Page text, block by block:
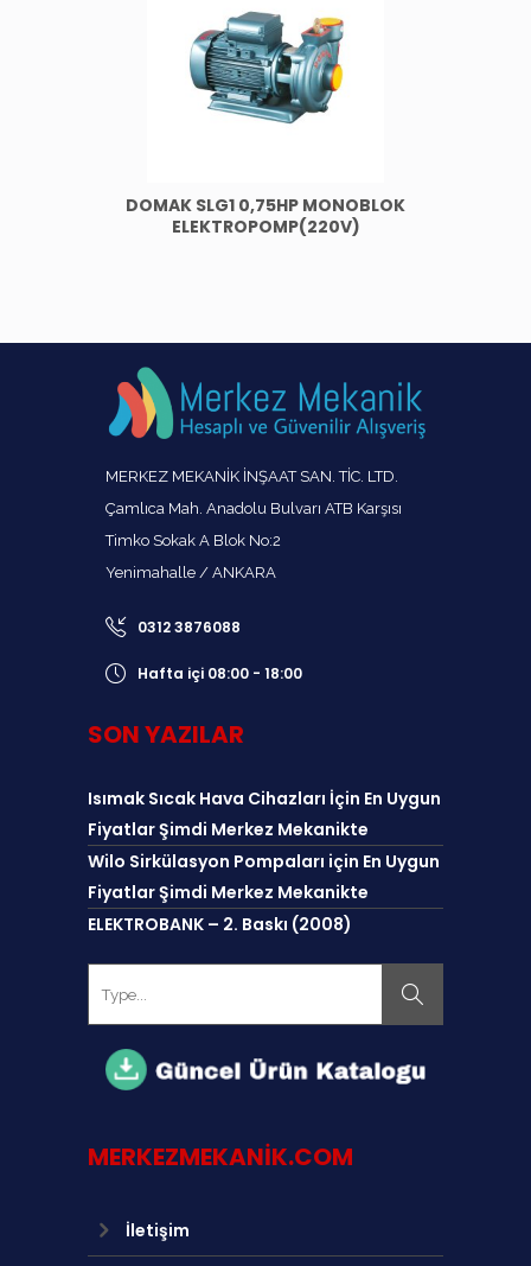
DOMAK SLG1 0,75HP MONOBLOK
ELEKTROPOMP(220V)
MERKEZ MEKANİK İNŞAAT SAN. TİC. LTD.
Çamlıca Mah. Anadolu Bulvarı ATB Karşısı
Timko Sokak A Blok No:2
Yenimahalle / ANKARA
0312 3876088
Hafta içi 08:00 - 18:00
SON YAZILAR
Isımak Sıcak Hava Cihazları İçin En Uygun
Fiyatlar Şimdi Merkez Mekanikte
Wilo Sirkülasyon Pompaları için En Uygun
Fiyatlar Şimdi Merkez Mekanikte
ELEKTROBANK – 2. Baskı (2008)
MERKEZMEKANIK.COM
İletişim